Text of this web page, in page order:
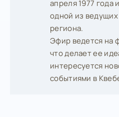
апреля 1977 года
одной из
региона.
Эфир ведется на
что делает ее
интересуется
событиями в